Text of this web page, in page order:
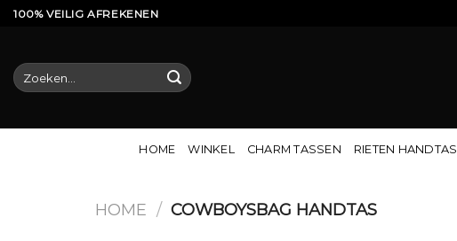
Ga100% VEILIG AFREKENEN
Zoeken
naar:
HOME WINKEL CHARM TASSEN RIETEN HANDTAS
HOME / COWBOYSBAG HANDTAS